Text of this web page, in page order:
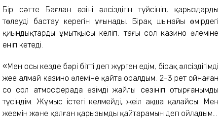
Бір сәтте Бағлан өзінің әлсіздігін түйсініп, қарыздарды
төлеуді бастау керегін ұғынады. Бірақ шынайы өмірдегі
қиындықтарды ұмытқысы келіп, тағы сол казино әлеміне
еніп кетеді.
«Мен осы кезде бәрі бітті деп жүрген едім, бірақ әлсіздігімді
жеңе алмай казино әлеміне қайта оралдым. 2-3 рет ойнаған
соң сол атмосферада өзімді жайлы сезініп отырғанымды
түсіндім. Жұмыс істегің келмейді, жеңіл ақша қалайсың. Мен
жеңемін және қалған қарызымды қайтарамын деп ойладым…